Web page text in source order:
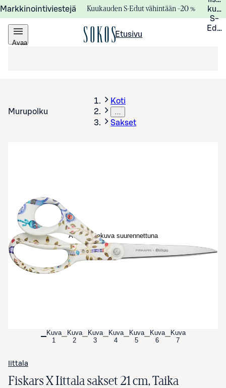
Markkinointiviestejä Kuukauden S-Edut vähintään –20 %
S-
Avaa
Etusivu
Murupolku
Koti
…
Sakset
Avaa tuotekuva suurennettuna
Kuva
1
Kuva
2
Kuva
3
Kuva
4
Kuva
5
Kuva
6
Kuva
7
Iittala
Fiskars X Iittala sakset 21 cm, Taika